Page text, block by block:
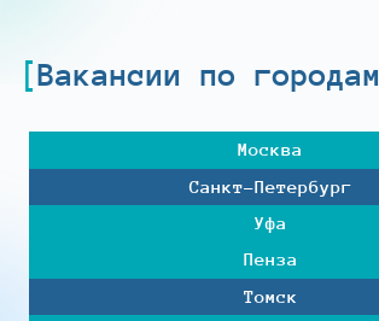
Вакансии по городам
Москва
Санкт-Петербург
Уфа
Пенза
Томск